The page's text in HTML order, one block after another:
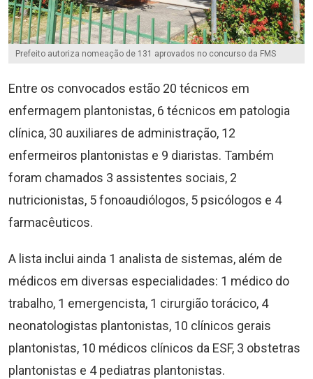
Prefeito autoriza nomeação de 131 aprovados no concurso da FMS
Entre os convocados estão 20 técnicos em
enfermagem plantonistas, 6 técnicos em patologia
clínica, 30 auxiliares de administração, 12
enfermeiros plantonistas e 9 diaristas. Também
foram chamados 3 assistentes sociais, 2
nutricionistas, 5 fonoaudiólogos, 5 psicólogos e 4
farmacêuticos.
A lista inclui ainda 1 analista de sistemas, além de
médicos em diversas especialidades: 1 médico do
trabalho, 1 emergencista, 1 cirurgião torácico, 4
neonatologistas plantonistas, 10 clínicos gerais
plantonistas, 10 médicos clínicos da ESF, 3 obstetras
plantonistas e 4 pediatras plantonistas.